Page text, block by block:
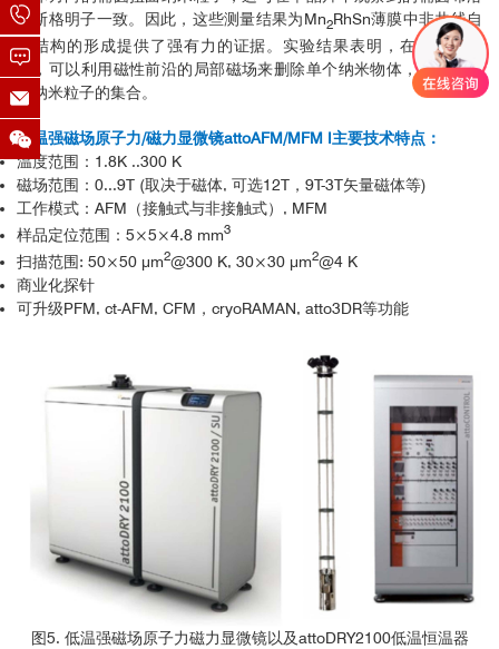
赫斯格明子一致。因此，这些测量结果为Mn2RhSn薄膜中非共线自
旋结构的形成提供了强有力的证据。实验结果表明，在这些薄膜
中，可以利用磁性前沿的局部磁场来删除单个纳米物体，也可以写
出纳米粒子的集合。
低温强磁场原子力/磁力显微镜attoAFM/MFM I主要技术特点：
温度范围：1.8K ..300 K
磁场范围：0...9T (取决于磁体, 可选12T，9T-3T矢量磁体等)
工作模式：AFM（接触式与非接触式）, MFM
样品定位范围：5×5×4.8 mm3
扫描范围: 50×50 μm2@300 K, 30×30 μm2@4 K
商业化探针
可升级PFM, ct-AFM, CFM，cryoRAMAN, atto3DR等功能
图5. 低温强磁场原子力磁力显微镜以及attoDRY2100低温恒温器